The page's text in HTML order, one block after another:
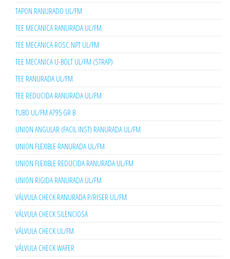
TAPON RANURADO UL/FM
TEE MECANICA RANURADA UL/FM
TEE MECANICA ROSC NPT UL/FM
TEE MECANICA U-BOLT UL/FM (STRAP)
TEE RANURADA UL/FM
TEE REDUCIDA RANURADA UL/FM
TUBO UL/FM A795 GR B
UNION ANGULAR (FACIL INST) RANURADA UL/FM
UNION FLEXIBLE RANURADA UL/FM
UNION FLEXIBLE REDUCIDA RANURADA UL/FM
UNION RIGIDA RANURADA UL/FM
VÁLVULA CHECK RANURADA P/RISER UL/FM
VÁLVULA CHECK SILENCIOSA
VÁLVULA CHECK UL/FM
VÁLVULA CHECK WAFER